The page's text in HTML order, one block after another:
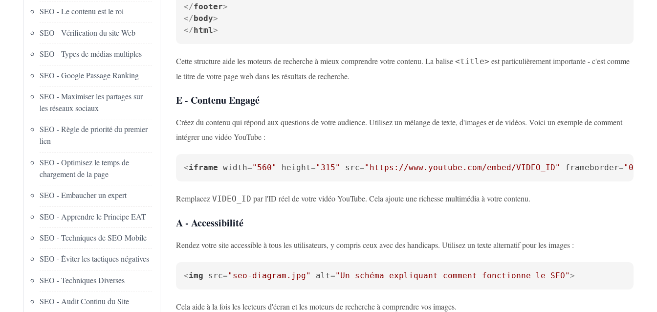
SEO - Le contenu est le roi
SEO - Vérification du site Web
SEO - Types de médias multiples
SEO - Google Passage Ranking
SEO - Maximiser les partages sur
les réseaux sociaux
SEO - Règle de priorité du premier
lien
SEO - Optimisez le temps de
chargement de la page
SEO - Embaucher un expert
SEO - Apprendre le Principe EAT
SEO - Techniques de SEO Mobile
SEO - Éviter les tactiques négatives
SEO - Techniques Diverses
SEO - Audit Continu du Site
</footer>
</body>
</html>
Cette structure aide les moteurs de recherche à mieux comprendre votre contenu. La balise <title> est particulièrement importante - c'est comme
le titre de votre page web dans les résultats de recherche.
E - Contenu Engagé
Créez du contenu qui répond aux questions de votre audience. Utilisez un mélange de texte, d'images et de vidéos. Voici un exemple de comment
intégrer une vidéo YouTube :
<iframe width="560" height="315" src="https://www.youtube.com/embed/VIDEO_ID" frameborder="0"
Remplacez VIDEO_ID par l'ID réel de votre vidéo YouTube. Cela ajoute une richesse multimédia à votre contenu.
A - Accessibilité
Rendez votre site accessible à tous les utilisateurs, y compris ceux avec des handicaps. Utilisez un texte alternatif pour les images :
<img src="seo-diagram.jpg" alt="Un schéma expliquant comment fonctionne le SEO">
Cela aide à la fois les lecteurs d'écran et les moteurs de recherche à comprendre vos images.